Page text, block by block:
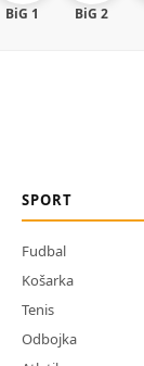
BiG 1 BiG 2
SPORT
Fudbal
Košarka
Tenis
Odbojka